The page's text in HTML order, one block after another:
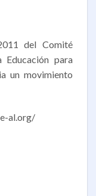
del Comité
Educación para
un movimiento
al.org/